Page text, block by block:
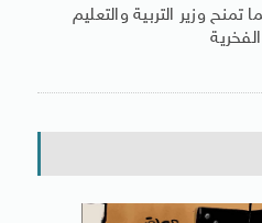
تمنح وزير التربية والتعليم